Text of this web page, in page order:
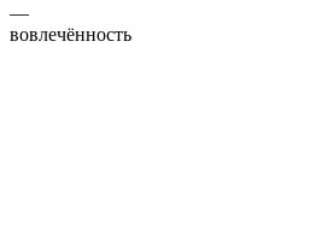
—
вовлечённость